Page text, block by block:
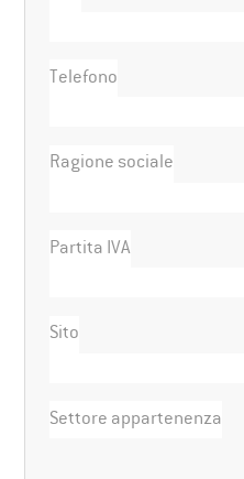
Telefono
Ragione sociale
Partita IVA
Sito
Settore appartenenza